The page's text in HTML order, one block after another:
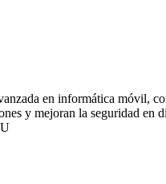
en informática móvil,
y mejoran la seguridad en